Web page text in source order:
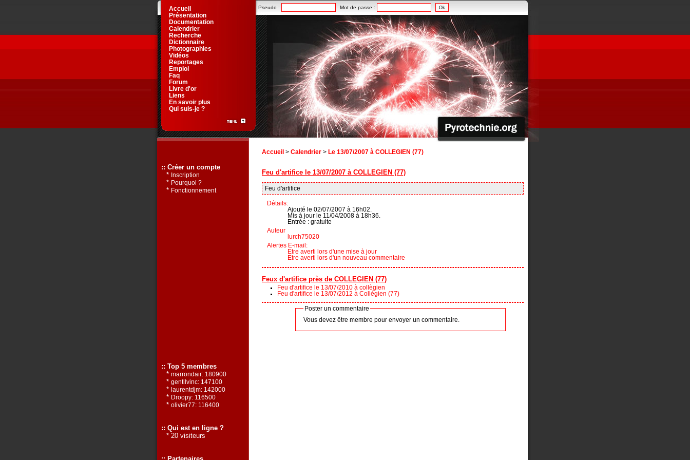
Accueil > Calendrier > Le 13/07/2007 à COLLEGIEN (77)
Feu d'artifice le 13/07/2007 à COLLEGIEN (77)
Feu d'artifice
Détails:
Ajouté le 02/07/2007 à 16h02.
Mis à jour le 11/04/2008 à 18h36.
Entrée : gratuite
Auteur
lurch75020
Alertes E-mail:
Etre averti lors d'une mise à jour
Etre averti lors d'un nouveau commentaire
Feux d'artifice près de COLLEGIEN (77)
Feu d'artifice le 13/07/2010 à collègien
Feu d'artifice le 13/07/2012 à Collégien (77)
Poster un commentaire
Vous devez être membre pour envoyer un commentaire.
Pseudo : Mot de passe :
Accueil
Présentation
Documentation
Calendrier
Recherche
Dictionnaire
Photographies
Vidéos
Reportages
Emploi
Faq
Forum
Livre d'or
Liens
En savoir plus
Qui suis-je ?
:: Créer un compte
* Inscription
* Pourquoi ?
* Fonctionnement
:: Top 5 membres
* marrondair: 180900
* gentilvinc: 147100
* laurentdjm: 142000
* Droopy: 116500
* olivier77: 116400
:: Qui est en ligne ?
* 20 visiteurs